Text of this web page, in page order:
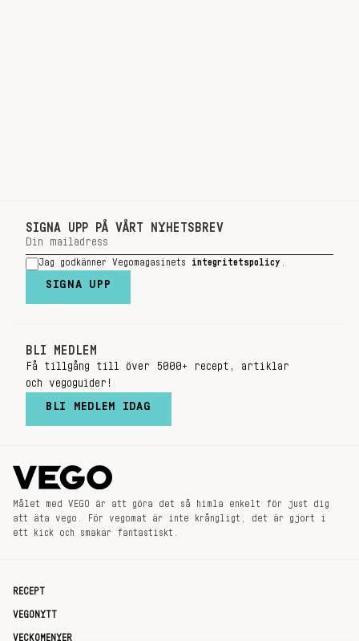
SIGNA UPP PÅ VÅRT NYHETSBREV
Jag godkänner Vegomagasinets integritetspolicy
SIGNA UPP
BLI MEDLEM
Få tillgång till över 5000+ recept, artiklar
och vegoguider!
BLI MEDLEM IDAG
Målet med VEGO är att göra det så himla enkelt för just dig
att äta vego. För vegomat är inte krångligt, det är gjort i
ett kick och smakar fantastiskt.
RECEPT
VEGONYTT
VECKOMENYER